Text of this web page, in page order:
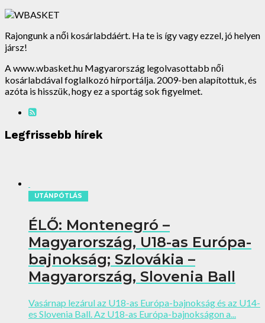
Rajongunk a női kosárlabdáért. Ha te is így vagy ezzel, jó helyen
jársz!
A www.wbasket.hu Magyarország legolvasottabb női
kosárlabdával foglalkozó hírportálja. 2009-ben alapítottuk, és
azóta is hisszük, hogy ez a sportág sok figyelmet.
Legfrissebb hírek
UTÁNPÓTLÁS
ÉLŐ: Montenegró –
Magyarország, U18-as Európa-
bajnokság; Szlovákia –
Magyarország, Slovenia Ball
Vasárnap lezárul az U18-as Európa-bajnokság és az U14-
es Slovenia Ball. Az U18-as Európa-bajnokságon a...